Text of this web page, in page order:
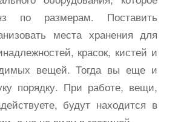
по размерам. Поставить
места хранения для
красок, кистей и
вещей. Тогда вы еще и
порядку. При работе, вещи,
будут находится в